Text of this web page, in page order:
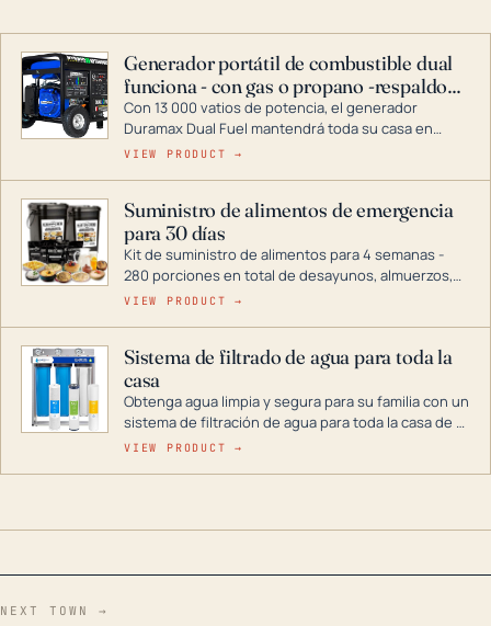
Generador portátil de combustible dual
funciona - con gas o propano -respaldo
para el hogar
Con 13 000 vatios de potencia, el generador
Duramax Dual Fuel mantendrá toda su casa en
funcionamiento durante una tormenta o un corte
combustible dual, con una gama completa que
abarca desde inversores digitales hasta
generadores que pueden alimentar toda su casa.
VIEW PRODUCT →
Suministro de alimentos de emergencia
para 30 días
Kit de suministro de alimentos para 4 semanas -
280 porciones en total de desayunos, almuerzos,
cenas y postres. Se puede almacenar durante
VIEW PRODUCT →
Sistema de filtrado de agua para toda la
casa
Obtenga agua limpia y segura para su familia con un
sistema de filtración de agua para toda la casa de 3
etapas. La tecnología avanzada de este filtro
en situaciones de emergencia.
VIEW PRODUCT →
NEXT TOWN →